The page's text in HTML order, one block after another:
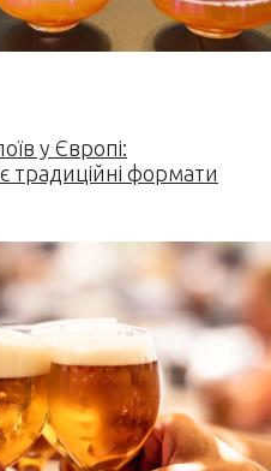
у Європі:
традиційні формати